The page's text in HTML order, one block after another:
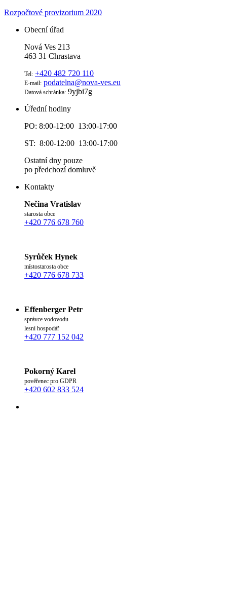
Rozpočtové provizorium 2020
Obecní úřad
Nová Ves 213
463 31 Chrastava
Tel: +420 482 720 110
E-mail: podatelna@nova-ves.eu
Datová schránka: 9yjbi7g
Úřední hodiny
PO: 8:00-12:00 13:00-17:00
ST: 8:00-12:00 13:00-17:00
Ostatní dny pouze
po předchozí domluvě
Kontakty
Nečina Vratislav
starosta obce
+420 776 678 760
Syrůček Hynek
místostarosta obce
+420 776 678 733
Effenberger Petr
správce vodovodu
lesní hospodář
+420 777 152 042
Pokorný Karel
pověřenec pro GDPR
+420 602 833 524